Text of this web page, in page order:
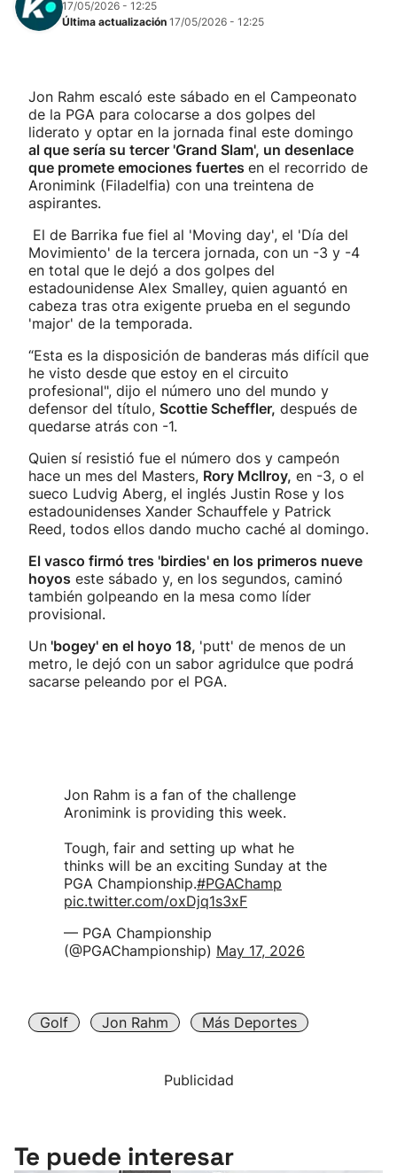
17/05/2026 - 12:25
Última actualización 17/05/2026 - 12:25
Jon Rahm escaló este sábado en el Campeonato
de la PGA para colocarse a dos golpes del
liderato y optar en la jornada final este domingo
al que sería su tercer 'Grand Slam', un desenlace
que promete emociones fuertes en el recorrido de
Aronimink (Filadelfia) con una treintena de
aspirantes.
El de Barrika fue fiel al 'Moving day', el 'Día del
Movimiento' de la tercera jornada, con un -3 y -4
en total que le dejó a dos golpes del
estadounidense Alex Smalley, quien aguantó en
cabeza tras otra exigente prueba en el segundo
'major' de la temporada.
“Esta es la disposición de banderas más difícil que
he visto desde que estoy en el circuito
profesional", dijo el número uno del mundo y
defensor del título, Scottie Scheffler, después de
quedarse atrás con -1.
Quien sí resistió fue el número dos y campeón
hace un mes del Masters, Rory McIlroy, en -3, o el
sueco Ludvig Aberg, el inglés Justin Rose y los
estadounidenses Xander Schauffele y Patrick
Reed, todos ellos dando mucho caché al domingo.
El vasco firmó tres 'birdies' en los primeros nueve
hoyos este sábado y, en los segundos, caminó
también golpeando en la mesa como líder
provisional.
Un 'bogey' en el hoyo 18, 'putt' de menos de un
metro, le dejó con un sabor agridulce que podrá
sacarse peleando por el PGA.
Jon Rahm is a fan of the challenge
Aronimink is providing this week.
Tough, fair and setting up what he
thinks will be an exciting Sunday at the
PGA Championship.#PGAChamp
pic.twitter.com/oxDjq1s3xF
— PGA Championship
(@PGAChampionship) May 17, 2026
Golf Jon Rahm Más Deportes
Publicidad
Te puede interesar